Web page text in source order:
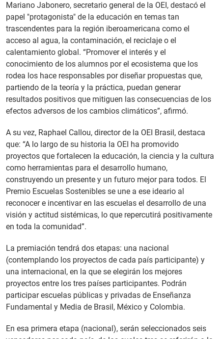
Mariano Jabonero, secretario general de la OEI, destacó el
papel "protagonista" de la educación en temas tan
trascendentes para la región iberoamericana como el
acceso al agua, la contaminación, el reciclaje o el
calentamiento global. “Promover el interés y el
conocimiento de los alumnos por el ecosistema que los
rodea los hace responsables por diseñar propuestas que,
partiendo de la teoría y la práctica, puedan generar
resultados positivos que mitiguen las consecuencias de los
efectos adversos de los cambios climáticos”, afirmó.
A su vez, Raphael Callou, director de la OEI Brasil, destaca
que: “A lo largo de su historia la OEI ha promovido
proyectos que fortalecen la educación, la ciencia y la cultura
como herramientas para el desarrollo humano,
construyendo un presente y un futuro mejor para todos. El
Premio Escuelas Sostenibles se une a ese ideario al
reconocer e incentivar en las escuelas el desarrollo de una
visión y actitud sistémicas, lo que repercutirá positivamente
en toda la comunidad”.
La premiación tendrá dos etapas: una nacional
(contemplando los proyectos de cada país participante) y
una internacional, en la que se elegirán los mejores
proyectos entre los tres países participantes. Podrán
participar escuelas públicas y privadas de Enseñanza
Fundamental y Media de Brasil, México y Colombia.
En esa primera etapa (nacional), serán seleccionados seis